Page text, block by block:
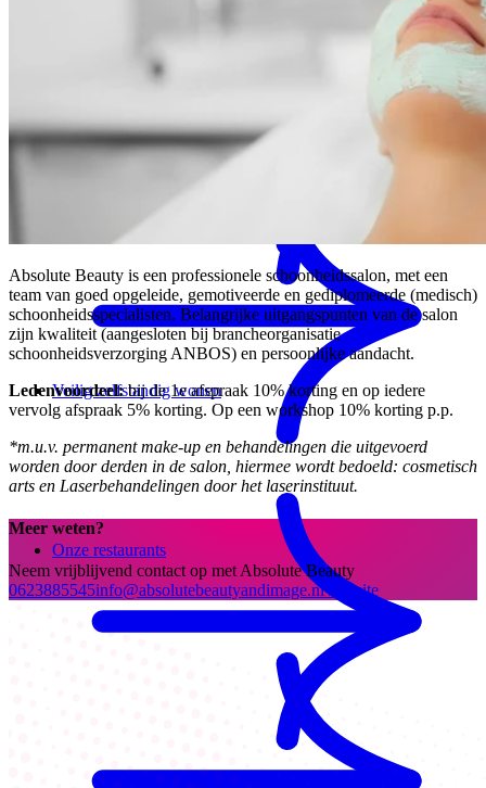
Veilig zelfstandig wonen
Mantelzorgondersteuning
Onze restaurants
Absolute Beauty is een professionele schoonheidssalon, met een
team van goed opgeleide, gemotiveerde en gediplomeerde (medisch)
schoonheidsspecialisten. Belangrijke uitgangspunten van de salon
zijn kwaliteit (aangesloten bij brancheorganisatie
schoonheidsverzorging ANBOS) en persoonlijke aandacht.
Ledenvoordeel:bij de 1e afspraak 10% korting en op iedere
vervolg afspraak 5% korting. Op een workshop 10% korting p.p.
*m.u.v. permanent make-up en behandelingen die uitgevoerd
worden door derden in de salon, hiermee wordt bedoeld: cosmetisch
arts en Laserbehandelingen door het laserinstituut.
Meer weten?
Neem vrijblijvend contact op met Absolute Beauty
0623885545info@absolutebeautyandimage.nlWebsite